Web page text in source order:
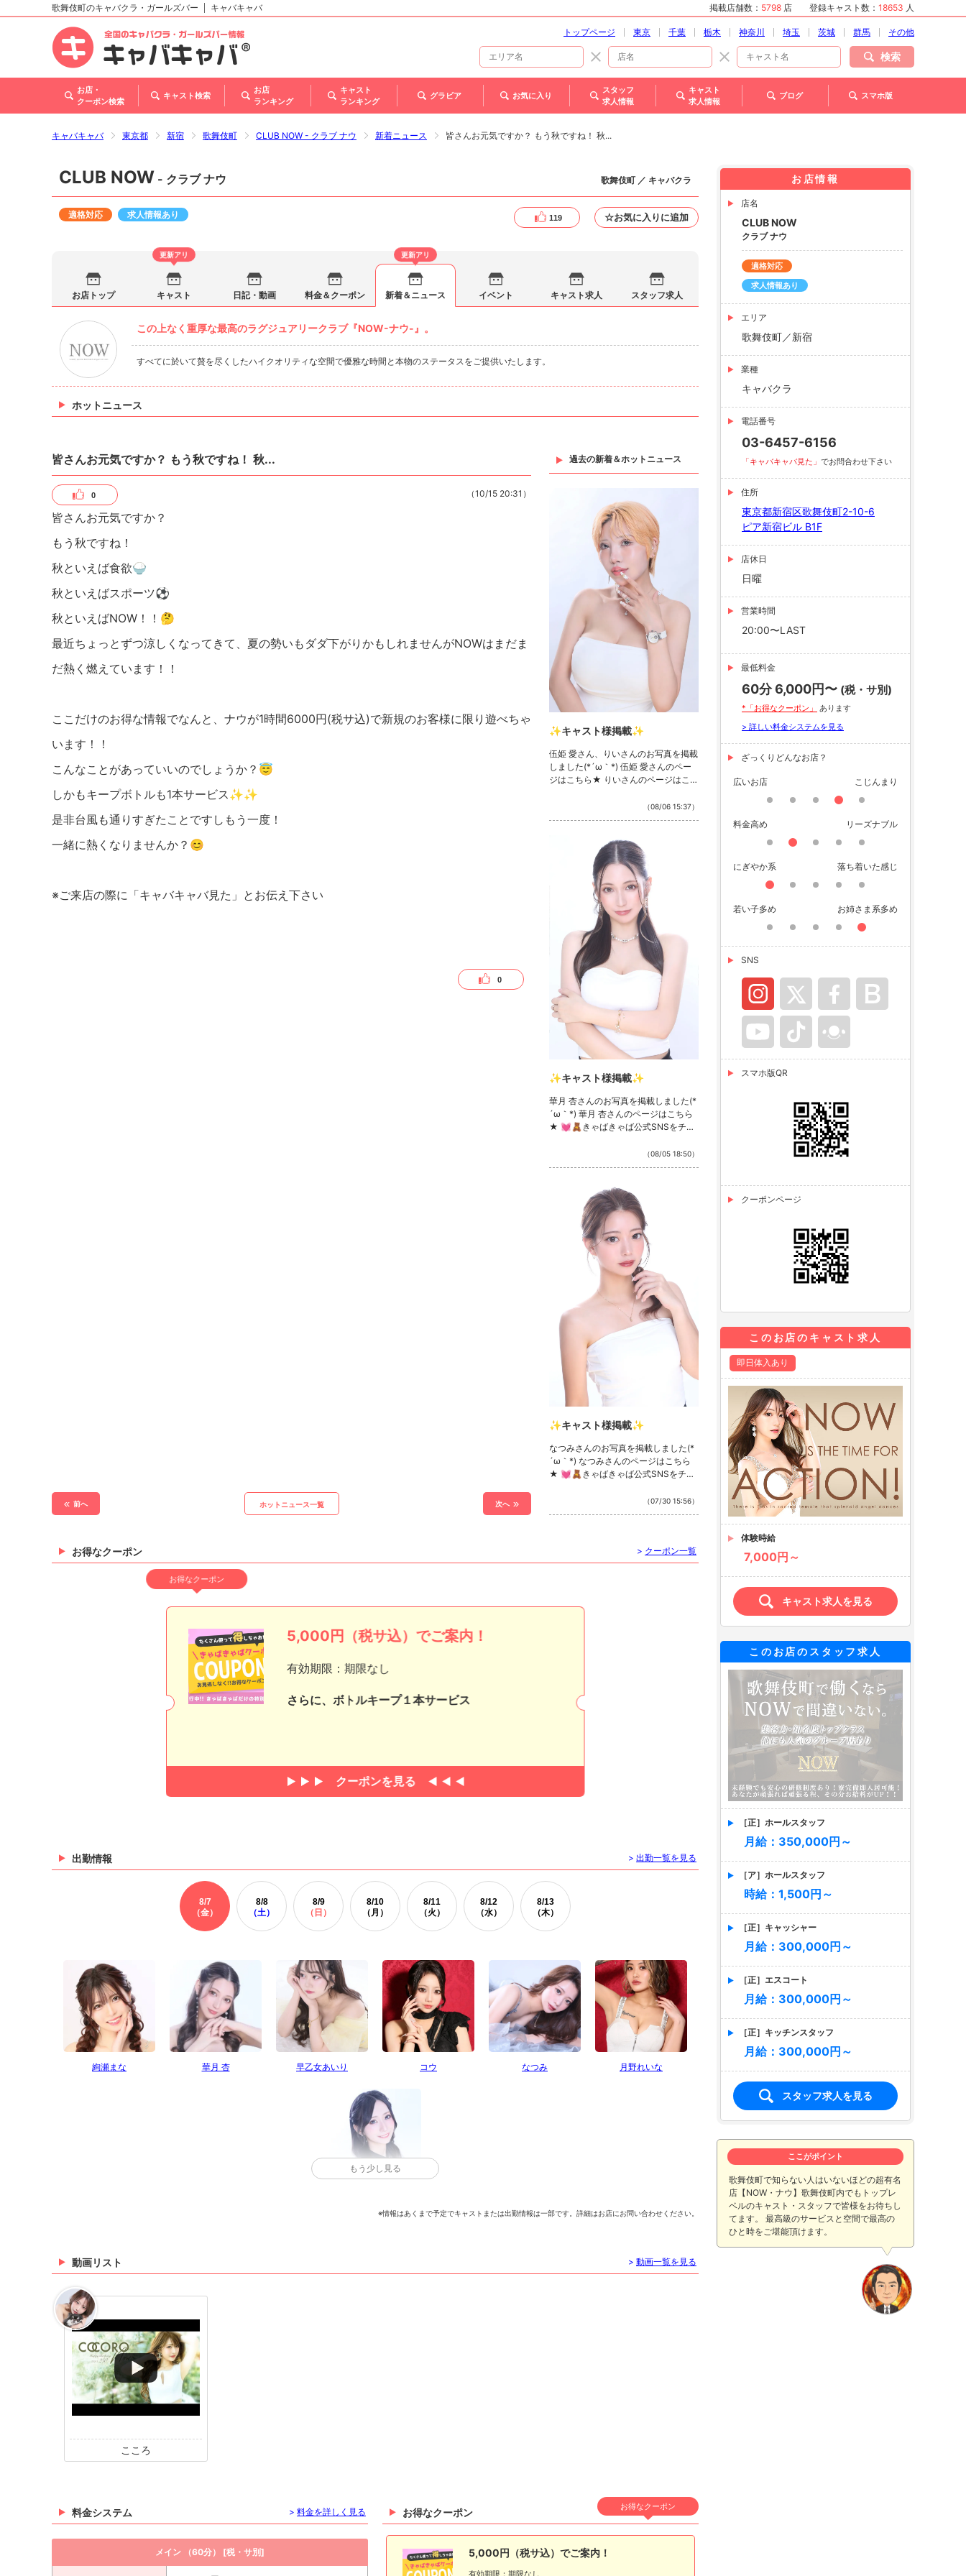
北海道
東北
甲信越・北陸
関西
歌舞伎町のキャバクラ・ガールズバー キャバキャバ 掲載店舗数： 5798 店 登録キャスト数： 18653 人
トップページ 東京 千葉 栃木 神奈川 埼玉 茨城 群馬 その他
検索
お店・
クーポン検索
キャスト検索
お店
ランキング
キャスト
ランキング
グラビア お気に入り
スタッフ
求人情報
キャスト
求人情報
ブログ スマホ版
キャバキャバ 東京都 新宿 歌舞伎町 CLUB NOW - クラブ ナウ 新着ニュース 皆さんお元気ですか？ もう秋ですね！ 秋...
CLUB NOW - クラブ ナウ 歌舞伎町 ／ キャバクラ
適格対応 求人情報あり 119 ☆お気に入りに追加
お店トップ
更新アリ
キャスト 日記・動画 料金＆クーポン
更新アリ
新着＆ニュース イベント キャスト求人 スタッフ求人
この上なく重厚な最高のラグジュアリークラブ『NOW-ナウ-』。
すべてに於いて贅を尽くしたハイクオリティな空間で優雅な時間と本物のステータスをご提供いたします。
ホットニュース
皆さんお元気ですか？ もう秋ですね！ 秋...
0 （10/15 20:31）
皆さんお元気ですか？
もう秋ですね！
秋といえば食欲🍚
秋といえばスポーツ⚽️
秋といえばNOW！！🤔
最近ちょっとずつ涼しくなってきて、夏の勢いもダダ下がりかもしれませんがNOWはまだま
だ熱く燃えています！！
ここだけのお得な情報でなんと、ナウが1時間6000円(税サ込)で新規のお客様に限り遊べちゃ
います！！
こんなことがあっていいのでしょうか？😇
しかもキープボトルも1本サービス✨✨
是非台風も通りすぎたことですしもう一度！
一緒に熱くなりませんか？😊
※ご来店の際に「キャバキャバ見た」とお伝え下さい
0
前へ ホットニュース一覧 次へ
過去の新着＆ホットニュース
✨キャスト様掲載✨
伍姫 愛さん、りいさんのお写真を掲載
しました(*´ω｀*) 伍姫 愛さんのペー
ジはこちら★ りいさんのページはこち
ェック🧸💓 ・TikTok ・Instagram ・
Twitter ・YouTube
（08/06 15:37）
✨キャスト様掲載✨
華月 杏さんのお写真を掲載しました(*
´ω｀*) 華月 杏さんのページはこちら
★ 💓🧸きゃばきゃば公式SNSをチェ
（08/05 18:50）
✨キャスト様掲載✨
なつみさんのお写真を掲載しました(*
´ω｀*) なつみさんのページはこちら
★ 💓🧸きゃばきゃば公式SNSをチェ
（07/30 15:56）
お得なクーポン > クーポン一覧
お得なクーポン
5,000円（税サ込）でご案内！
有効期限：期限なし
さらに、ボトルキープ１本サービス
クーポンを見る
出勤情報 > 出勤一覧を見る
8/7
（金）
8/8
（土）
8/9
（日）
8/10
（月）
8/11
（火）
8/12
（水）
8/13
（木）
絢瀬まな 華月 杏 早乙女あいり コウ なつみ 月野れいな
もう少し見る
※情報はあくまで予定でキャストまたは出勤情報は一部です。詳細はお店にお問い合わせください。
動画リスト > 動画一覧を見る
こころ
お得なクーポン お得なクーポン
5,000円（税サ込）でご案内！
有効期限：期限なし
料金システム > 料金を詳しく見る
メイン （60分） [税・サ別]
お店情報
店名
CLUB NOW
クラブ ナウ
適格対応
求人情報あり
エリア
歌舞伎町／新宿
業種
キャバクラ
電話番号
03-6457-6156
「キャバキャバ見た」 でお問合わせ下さい
住所
東京都新宿区歌舞伎町2-10-6
ピア新宿ビル B1F
店休日
日曜
営業時間
20:00〜LAST
最低料金
60分 6,000円〜 (税・サ別)
*「お得なクーポン」
あります
> 詳しい料金システムを見る
ざっくりどんなお店？
広いお店 こじんまり
料金高め リーズナブル
にぎやか系 落ち着いた感じ
若い子多め お姉さま系多め
SNS
スマホ版QR
クーポンページ
このお店のキャスト求人
即日体入あり
体験時給
7,000円～
キャスト求人を見る
このお店のスタッフ求人
［正］ホールスタッフ
月給：350,000円～
［ア］ホールスタッフ
時給：1,500円～
［正］キャッシャー
月給：300,000円～
［正］エスコート
月給：300,000円～
［正］キッチンスタッフ
月給：300,000円～
スタッフ求人を見る
ここがポイント
歌舞伎町で知らない人はいないほどの超有名
店【NOW・ナウ】歌舞伎町内でもトップレ
ベルのキャスト・スタッフで皆様をお待ちし
てます。 最高級のサービスと空間で最高の
ひと時をご堪能頂けます。